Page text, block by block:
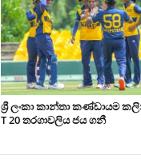
ශ්‍රී ලංකා කාන්තා කණ්ඩායම
T 20 තරගාවලිය ජය ගනී